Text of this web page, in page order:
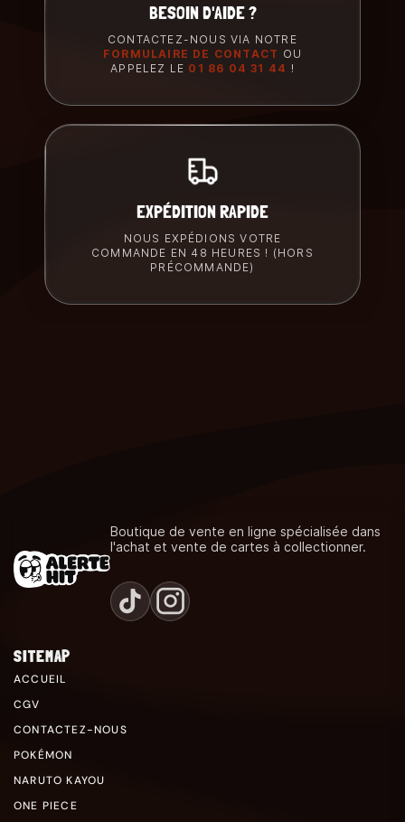
BESOIN D'AIDE ?
CONTACTEZ-NOUS VIA NOTRE
FORMULAIRE DE CONTACT OU
APPELEZ LE 01 86 04 31 44 !
EXPÉDITION RAPIDE
NOUS EXPÉDIONS VOTRE
COMMANDE EN 48 HEURES ! (HORS
PRÉCOMMANDE)
Boutique de vente en ligne spécialisée dans
l'achat et vente de cartes à collectionner.
SITEMAP
ACCUEIL
CGV
CONTACTEZ-NOUS
POKÉMON
NARUTO KAYOU
ONE PIECE